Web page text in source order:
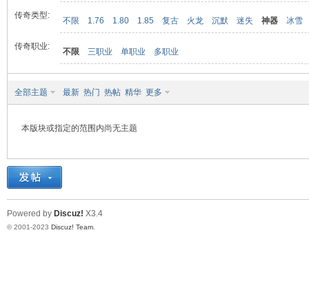
传奇类型:
不限 1.76 1.80 1.85 复古 火龙 沉默 迷失 神器 冰雪
传奇职业:
不限 三职业 单职业 多职业
全部主题 最新 热门 热帖 精华 更多
本版块或指定的范围内尚无主题
Powered by Discuz! X3.4
© 2001-2023 Discuz! Team.